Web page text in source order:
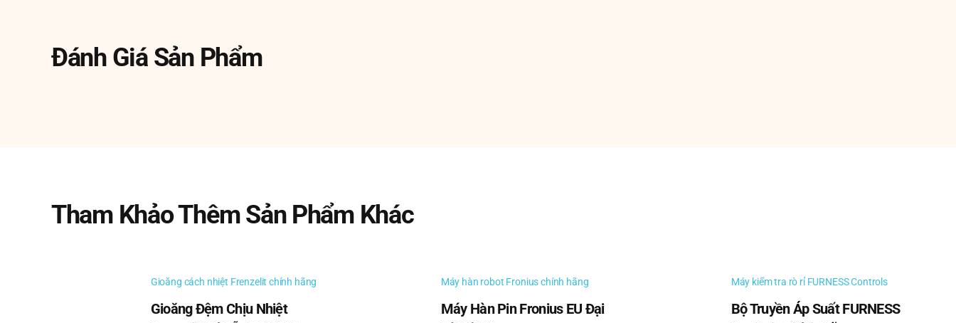
Motor Century H887L
Motor Century H667V1
Đánh Giá Sản Phẩm
Tham Khảo Thêm Sản Phẩm Khác
Gioăng cách nhiệt Frenzelit chính hãng
Gioăng Đệm Chịu Nhiệt
Máy hàn robot Fronius chính hãng
Máy Hàn Pin Fronius EU Đại
Máy kiểm tra rò rỉ FURNESS Controls
Bộ Truyền Áp Suất FURNESS